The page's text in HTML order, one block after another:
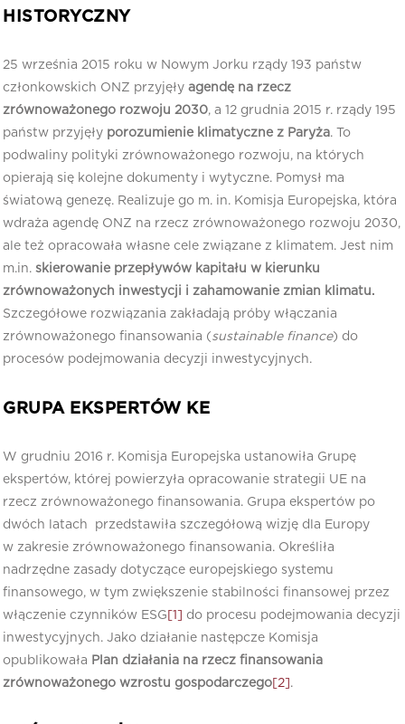
HISTORYCZNY
25 września 2015 roku w Nowym Jorku rządy 193 państw
członkowskich ONZ przyjęły agendę na rzecz
zrównoważonego rozwoju 2030, a 12 grudnia 2015 r. rządy 195
państw przyjęły porozumienie klimatyczne z Paryża. To
podwaliny polityki zrównoważonego rozwoju, na których
opierają się kolejne dokumenty i wytyczne. Pomysł ma
światową genezę. Realizuje go m. in. Komisja Europejska, która
wdraża agendę ONZ na rzecz zrównoważonego rozwoju 2030,
ale też opracowała własne cele związane z klimatem. Jest nim
m.in. skierowanie przepływów kapitału w kierunku
zrównoważonych inwestycji i zahamowanie zmian klimatu.
Szczegółowe rozwiązania zakładają próby włączania
zrównoważonego finansowania (sustainable finance) do
procesów podejmowania decyzji inwestycyjnych.
GRUPA EKSPERTÓW KE
W grudniu 2016 r. Komisja Europejska ustanowiła Grupę
ekspertów, której powierzyła opracowanie strategii UE na
rzecz zrównoważonego finansowania. Grupa ekspertów po
dwóch latach przedstawiła szczegółową wizję dla Europy
w zakresie zrównoważonego finansowania. Określiła
nadrzędne zasady dotyczące europejskiego systemu
finansowego, w tym zwiększenie stabilności finansowej przez
włączenie czynników ESG [1]
do procesu podejmowania decyzji
inwestycyjnych. Jako działanie następcze Komisja
opublikowała Plan działania na rzecz finansowania
zrównoważonego wzrostu gospodarczego [2] .